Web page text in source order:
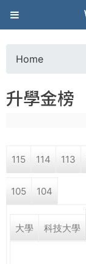
葳
格
高
學
o
a
r
e
Home
升學金榜
115 114 113
105 104
大學 科技大學